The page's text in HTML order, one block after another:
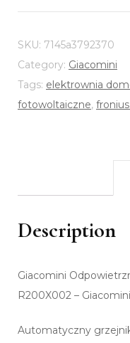
SKU: 7145a3792370
Category: Giacomini
Tags: elektrownia
fotowoltaiczne,
Description
Giacomini
R200X002 – Giacomini
Automatyczny